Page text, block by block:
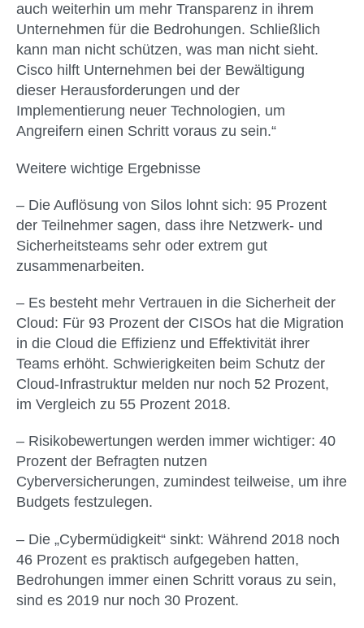
auch weiterhin um mehr Transparenz in ihrem
Unternehmen für die Bedrohungen. Schließlich
kann man nicht schützen, was man nicht sieht.
Cisco hilft Unternehmen bei der Bewältigung
dieser Herausforderungen und der
Implementierung neuer Technologien, um
Angreifern einen Schritt voraus zu sein.“
Weitere wichtige Ergebnisse
– Die Auflösung von Silos lohnt sich: 95 Prozent
der Teilnehmer sagen, dass ihre Netzwerk- und
Sicherheitsteams sehr oder extrem gut
zusammenarbeiten.
– Es besteht mehr Vertrauen in die Sicherheit der
Cloud: Für 93 Prozent der CISOs hat die Migration
in die Cloud die Effizienz und Effektivität ihrer
Teams erhöht. Schwierigkeiten beim Schutz der
Cloud-Infrastruktur melden nur noch 52 Prozent,
im Vergleich zu 55 Prozent 2018.
– Risikobewertungen werden immer wichtiger: 40
Prozent der Befragten nutzen
Cyberversicherungen, zumindest teilweise, um ihre
Budgets festzulegen.
– Die „Cybermüdigkeit“ sinkt: Während 2018 noch
46 Prozent es praktisch aufgegeben hatten,
Bedrohungen immer einen Schritt voraus zu sein,
sind es 2019 nur noch 30 Prozent.